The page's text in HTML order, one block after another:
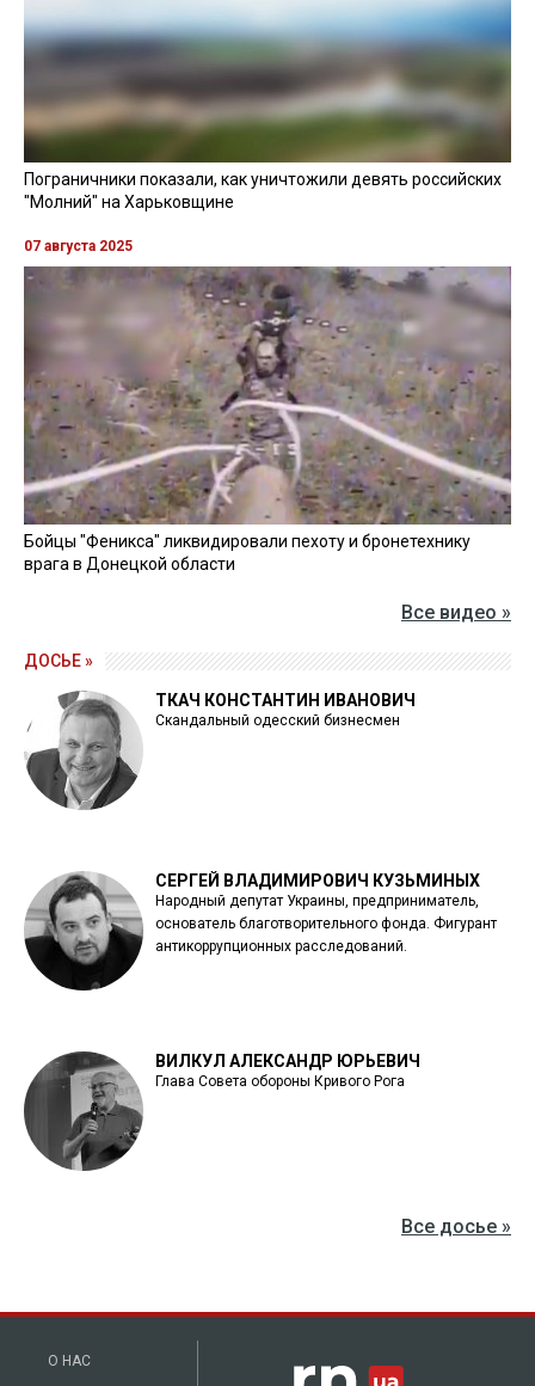
Пограничники показали, как уничтожили девять российских
"Молний" на Харьковщине
07 августа 2025
Бойцы "Феникса" ликвидировали пехоту и бронетехнику
врага в Донецкой области
Все видео »
ДОСЬЕ »
ТКАЧ КОНСТАНТИН ИВАНОВИЧ
Скандальный одесский бизнесмен
СЕРГЕЙ ВЛАДИМИРОВИЧ КУЗЬМИНЫХ
Народный депутат Украины, предприниматель,
основатель благотворительного фонда. Фигурант
антикоррупционных расследований.
ВИЛКУЛ АЛЕКСАНДР ЮРЬЕВИЧ
Глава Совета обороны Кривого Рога
Все досье »
О НАС